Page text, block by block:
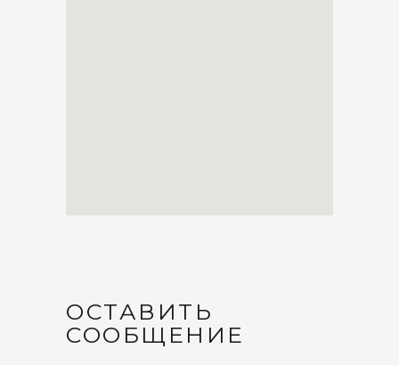
ОСТАВИТЬ
СООБЩЕНИЕ